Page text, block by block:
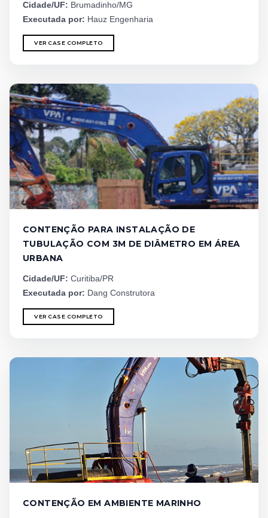
Cidade/UF: Brumadinho/MG
Executada por: Hauz Engenharia
VER CASE COMPLETO
CONTENÇÃO PARA INSTALAÇÃO DE
TUBULAÇÃO COM 3M DE DIÂMETRO EM ÁREA
URBANA
Cidade/UF: Curitiba/PR
Executada por: Dang Construtora
VER CASE COMPLETO
CONTENÇÃO EM AMBIENTE MARINHO